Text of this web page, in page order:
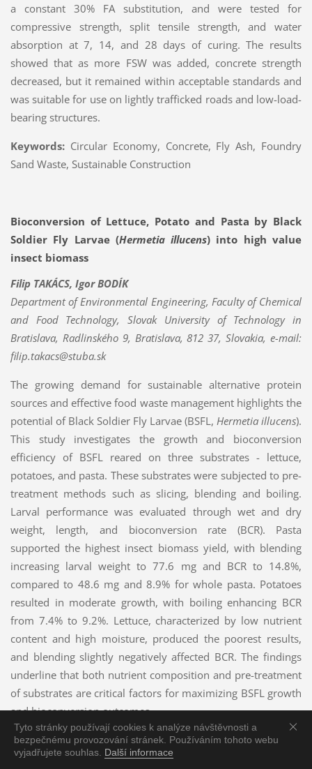
a constant 30% FA substitution, and were tested for
compressive strength, split tensile strength, and water
absorption at 7, 14, and 28 days of curing. The results
showed that as more FSW was added, concrete strength
decreased, but it remained within acceptable standards and
was suitable for use on lightly trafficked roads and low-load-
bearing structures.
Keywords:Circular Economy, Concrete, Fly Ash, Foundry
Sand Waste, Sustainable Construction
Bioconversion of Lettuce, Potato and Pasta by Black
Soldier Fly Larvae (Hermetia illucens) into high value
insect biomass
Filip TAKÁCS, Igor BODÍK
Department of Environmental Engineering, Faculty of Chemical
and Food Technology, Slovak University of Technology in
Bratislava, Radlinského 9, Bratislava, 812 37, Slovakia,e-mail:
filip.takacs@stuba.sk
The growing demand for sustainable alternative protein
sources and effective food waste management highlights the
potential of Black Soldier Fly Larvae (BSFL, Hermetia illucens).
This study investigates the growth and bioconversion
efficiency of BSFL reared on three substrates - lettuce,
potatoes, and pasta. These substrates were subjected to pre-
treatment methods such as slicing, blending and boiling.
Larval performance was evaluated through wet and dry
weight, length, and bioconversion rate (BCR). Pasta
supported the highest insect biomass yield, with blending
increasing larval weight to 77.6 mg and BCR to 14.8%,
compared to 48.6 mg and 8.9% for whole pasta. Potatoes
resulted in moderate growth, with boiling enhancing BCR
from 7.4% to 9.2%. Lettuce, characterized by low nutrient
content and high moisture, produced the poorest results,
and blending slightly negatively affected BCR. The findings
underline that both nutrient composition and pre-treatment
of substrates are critical factors for maximizing BSFL growth
and bioconversion outcomes.
Keywords:BSFL; food waste; substrate pre-treatment;
bioconversion;Hermetia illucens
Tyto stránky používají cookies k analýze návštěvnosti a
bezpečnému provozování stránek. Používáním tohoto webu
vyjadřujete souhlas. Další informace